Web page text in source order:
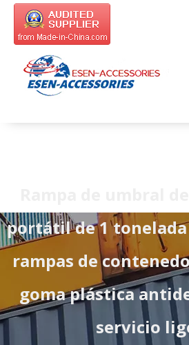
portátil de 1 tonelada
rampas de
goma plástica
servicio